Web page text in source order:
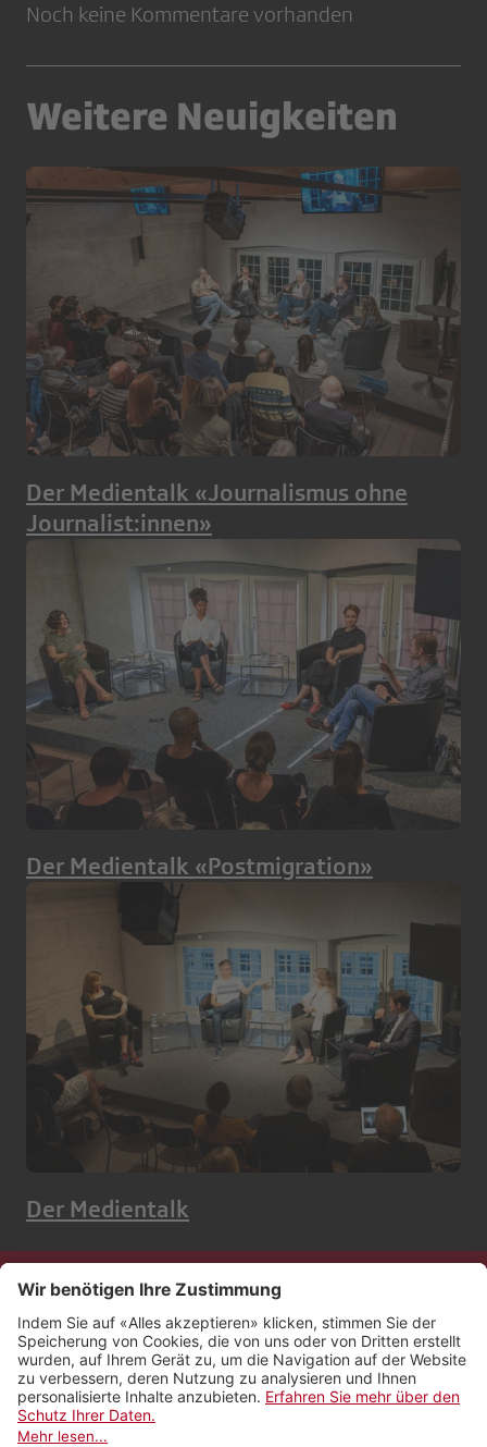
Noch keine Kommentare vorhanden
Weitere Neuigkeiten
Der Medientalk «Journalismus ohne
Journalist:innen»
Der Medientalk «Postmigration»
Der Medientalk
Kontakt
Impressum
Rechtliches
Netiquette